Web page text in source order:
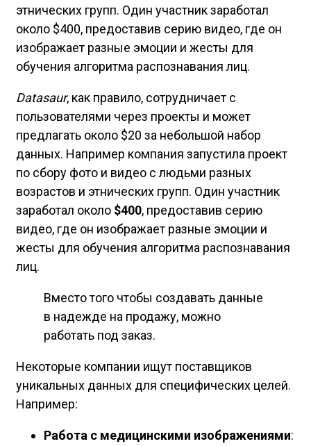
этнических групп. Один участник заработал
около $400, предоставив серию видео, где он
изображает разные эмоции и жесты для
обучения алгоритма распознавания лиц.
Datasaur, как правило, сотрудничает с
пользователями через проекты и может
предлагать около $20 за небольшой набор
данных. Например компания запустила проект
по сбору фото и видео с людьми разных
возрастов и этнических групп. Один участник
заработал около $400, предоставив серию
видео, где он изображает разные эмоции и
жесты для обучения алгоритма распознавания
лиц.
Вместо того чтобы создавать данные
в надежде на продажу, можно
работать под заказ.
Некоторые компании ищут поставщиков
уникальных данных для специфических целей.
Например:
Работа с медицинскими изображениями: